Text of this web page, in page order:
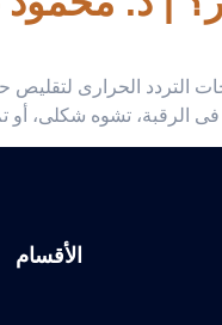
التردد الحرارى لتقليص
الرقبة، تشوه شكلى،
الأقسام